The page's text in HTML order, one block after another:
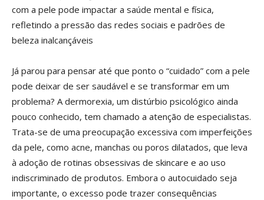
com a pele pode impactar a saúde mental e física,
refletindo a pressão das redes sociais e padrões de
beleza inalcançáveis
Já parou para pensar até que ponto o “cuidado” com a pele
pode deixar de ser saudável e se transformar em um
problema? A dermorexia, um distúrbio psicológico ainda
pouco conhecido, tem chamado a atenção de especialistas.
Trata-se de uma preocupação excessiva com imperfeições
da pele, como acne, manchas ou poros dilatados, que leva
à adoção de rotinas obsessivas de skincare e ao uso
indiscriminado de produtos. Embora o autocuidado seja
importante, o excesso pode trazer consequências